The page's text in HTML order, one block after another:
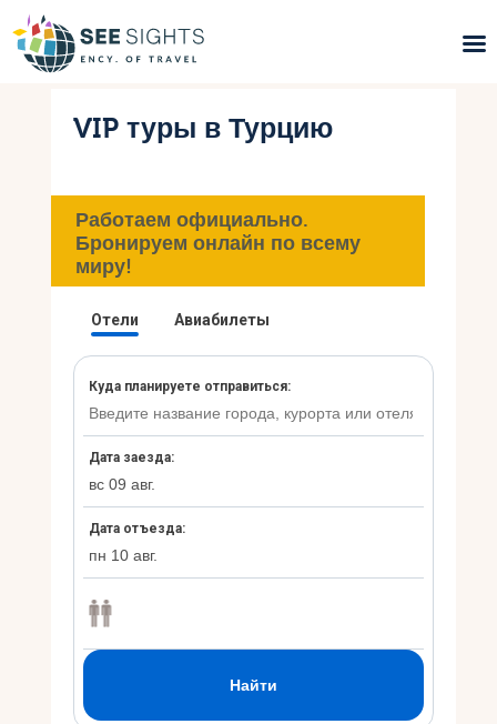
Поиск туров
Типы Туров
Страны
Инфо
Контакты
VIP туры в Турцию
Работаем официально.
Бронируем онлайн по всему
миру!